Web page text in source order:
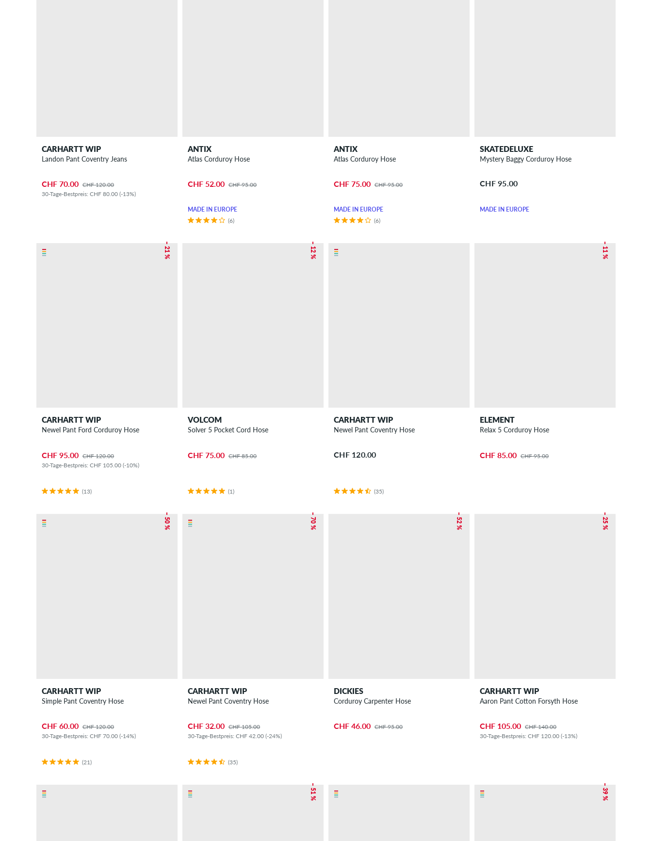
CARHARTT WIP
Landon Pant Coventry Jeans
CHF 70.00 CHF 120.00
30-Tage-Bestpreis: CHF 80.00 (-13%)
ANTIX
Atlas Corduroy Hose
CHF 52.00 CHF 95.00
MADE IN EUROPE
(6)
ANTIX
Atlas Corduroy Hose
CHF 75.00 CHF 95.00
MADE IN EUROPE
(6)
SKATEDELUXE
Mystery Baggy Corduroy Hose
CHF 95.00
MADE IN EUROPE
– 21 %
CARHARTT WIP
Newel Pant Ford Corduroy Hose
CHF 95.00 CHF 120.00
30-Tage-Bestpreis: CHF 105.00 (-10%)
(13)
– 12 %
VOLCOM
Solver 5 Pocket Cord Hose
CHF 75.00 CHF 85.00
(1)
CARHARTT WIP
Newel Pant Coventry Hose
CHF 120.00
(35)
– 11 %
ELEMENT
Relax 5 Corduroy Hose
CHF 85.00 CHF 95.00
– 50 %
CARHARTT WIP
Simple Pant Coventry Hose
CHF 60.00 CHF 120.00
30-Tage-Bestpreis: CHF 70.00 (-14%)
(21)
– 70 %
CARHARTT WIP
Newel Pant Coventry Hose
CHF 32.00 CHF 105.00
30-Tage-Bestpreis: CHF 42.00 (-24%)
(35)
– 52 %
DICKIES
Corduroy Carpenter Hose
CHF 46.00 CHF 95.00
– 25 %
CARHARTT WIP
Aaron Pant Cotton Forsyth Hose
CHF 105.00 CHF 140.00
30-Tage-Bestpreis: CHF 120.00 (-13%)
– 51 % – 39 %